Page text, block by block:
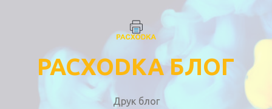
PACXODKA БЛОГ
Друк блог